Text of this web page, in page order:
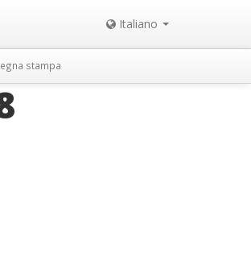
Italiano
stampa